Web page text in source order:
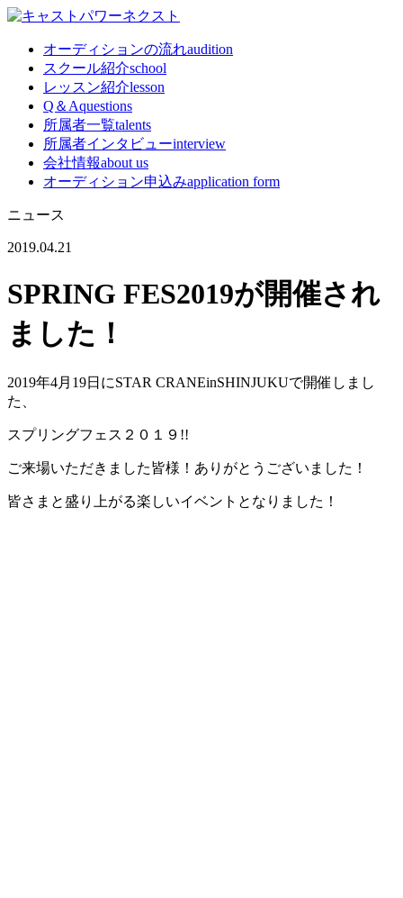
オーディションの流れaudition
スクール紹介school
レッスン紹介lesson
Q＆Aquestions
所属者一覧talents
所属者インタビューinterview
会社情報about us
オーディション申込みapplication form
ニュース
2019.04.21
SPRING FES2019が開催され
ました！
2019年4月19日にSTAR CRANEinSHINJUKUで開催しまし
た、
スプリングフェス２０１９!!
ご来場いただきました皆様！ありがとうございました！
皆さまと盛り上がる楽しいイベントとなりました！